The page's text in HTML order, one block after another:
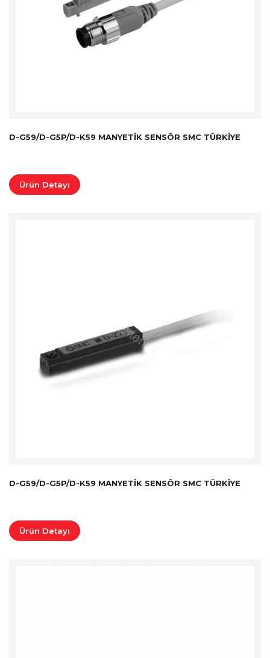
D-G59/D-G5P/D-K59 MANYETIK SENSÖR SMC TÜRKİYE
Ürün Detayı
D-G59/D-G5P/D-K59 MANYETIK SENSÖR SMC TÜRKİYE
Ürün Detayı